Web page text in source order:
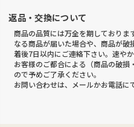
返品・交換について
商品の品質には万全を期しており
なる商品が届いた場合や、商品が
着後7日以内にご連絡下さい。速や
お客様のご都合による（商品の破
ので予めご了承ください。
お問い合わせは、メールかお電話に